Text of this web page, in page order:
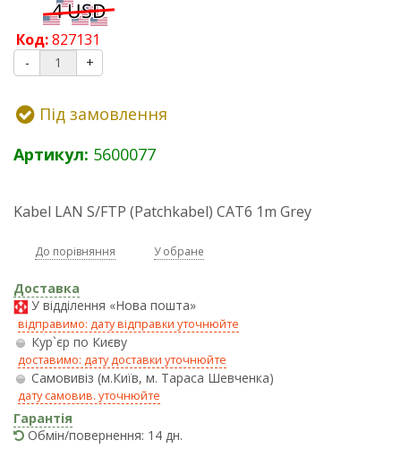
Код:827131
- +
Під замовлення
Артикул: 5600077
Kabel LAN S/FTP (Patchkabel) CAT6 1m Grey
До порівняння У обране
Доставка
У відділення «Нова пошта»
відправимо: дату відправки уточнюйте
Кур`єр по Києву
доставимо: дату доставки уточнюйте
Самовивіз (м.Київ, м. Тараса Шевченка)
дату самовив. уточнюйте
Гарантія
Обмін/повернення: 14 дн.